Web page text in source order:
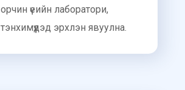
орчин үеийн лаборатори,
тэнхимүүдэд эрхлэн явуулна.